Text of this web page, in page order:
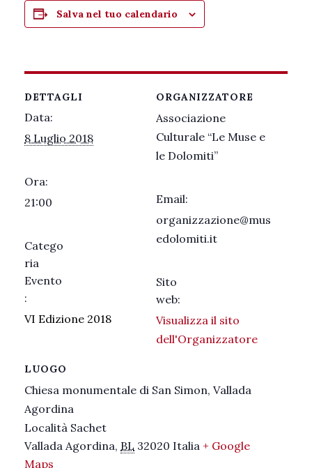
Salva nel tuo calendario
DETTAGLI
Data:
8 Luglio 2018
Ora:
21:00
Catego
ria
Evento
:
VI Edizione 2018
LUOGO
Chiesa monumentale di San Simon, Vallada
Agordina
Località Sachet
Vallada Agordina, BL 32020 Italia + Google
Maps
ORGANIZZATORE
Associazione
Culturale “Le Muse e
le Dolomiti”
Email:
organizzazione@mus
edolomiti.it
Sito
web:
Visualizza il sito
dell'Organizzatore